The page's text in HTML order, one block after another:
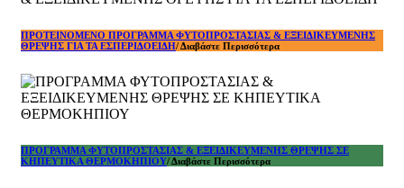
ΠΡΟΤΕΙΝΟΜΕΝΟ ΠΡΟΓΡΑΜΜΑ ΦΥΤΟΠΡΟΣΤΑΣΙΑΣ & ΕΞΕΙΔΙΚΕΥΜΕΝΗΣ
ΘΡΕΨΗΣ ΓΙΑ ΤΑ ΕΣΠΕΡΙΔΟΕΙΔΗ/ Διαβάστε Περισσότερα
ΠΡΟΓΡΑΜΜΑ ΦΥΤΟΠΡΟΣΤΑΣΙΑΣ & ΕΞΕΙΔΙΚΕΥΜΕΝΗΣ ΘΡΕΨΗΣ ΣΕ
ΚΗΠΕΥΤΙΚΑ ΘΕΡΜΟΚΗΠΙΟΥ/ Διαβάστε Περισσότερα